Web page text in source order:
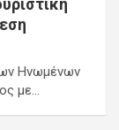
Ηνωμένων
με…